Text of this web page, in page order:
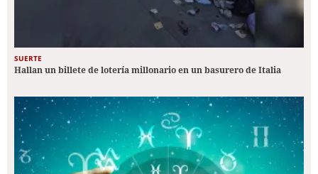
SUERTE
Hallan un billete de lotería millonario en un basurero de Italia